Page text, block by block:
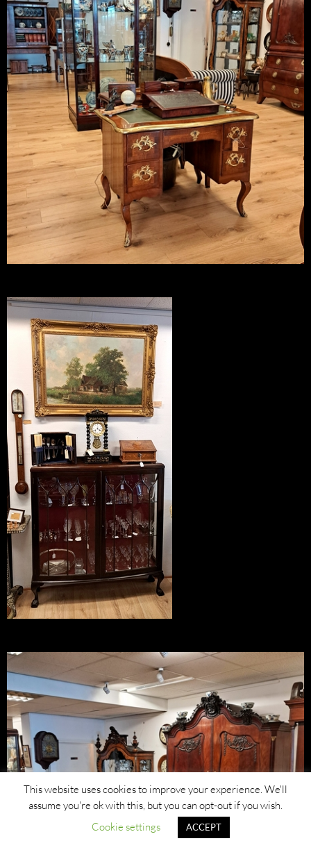
This website uses cookies to improve your experience. We'll
assume you're ok with this, but you can opt-out if you wish.
Cookie settings
ACCEPT